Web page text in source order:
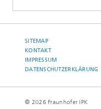
SITEMAP
KONTAKT
IMPRESSUM
DATENSCHUTZERKLÄRUNG
© 2026 Fraunhofer IPK